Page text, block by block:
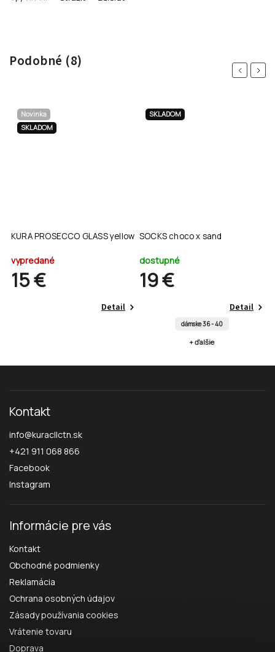
Podobné (8)
Previous
Novinka
SKLADOM
KURA PROSECCO GLASS yellow
vypredané
15 €
Detail
SKLADOM
SOCKS choco x sand
dostupné
19 €
Detail
dámske 36 - 40
+ ďalšie
Next
Kontakt
info@kuracllctn.sk
+421 911 068 866
Facebook
Instagram
Informácie pre vás
Kontakt
Obchodné podmienky
Reklamácia
Ochrana osobných údajov
Zásady používania cookies
Vrátenie tovaru
Doprava